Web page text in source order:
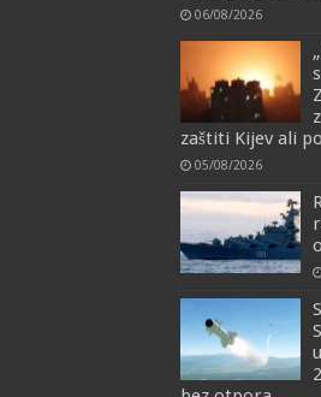
06/08/2026
zaštiti Kijev ali
05/08/2026